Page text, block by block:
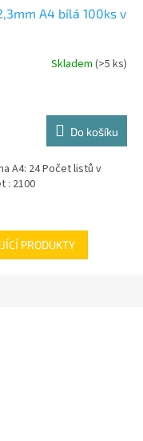
A4 bílá 100ks v
Skladem (>5 ks)
Do košíku
A4: 24 Počet listů v
: 2100
PRODUKTY